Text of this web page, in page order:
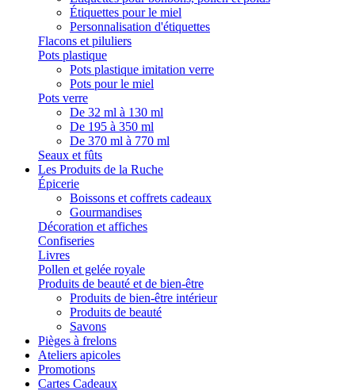
Étiquettes pour le miel
Personnalisation d'étiquettes
Flacons et piluliers
Pots plastique
Pots plastique imitation verre
Pots pour le miel
Pots verre
De 32 ml à 130 ml
De 195 à 350 ml
De 370 ml à 770 ml
Seaux et fûts
Les Produits de la Ruche
Épicerie
Boissons et coffrets cadeaux
Gourmandises
Décoration et affiches
Confiseries
Livres
Pollen et gelée royale
Produits de beauté et de bien-être
Produits de bien-être intérieur
Produits de beauté
Savons
Pièges à frelons
Ateliers apicoles
Promotions
Cartes Cadeaux